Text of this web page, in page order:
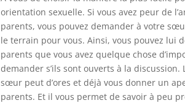
orientation sexuelle. Si vous avez peur de
parents, vous pouvez demander à votre
le terrain pour vous. Ainsi, vous pouvez lui
parents que vous avez quelque chose
demander s’ils sont ouverts à la
sœur peut d’ores et déjà vous donner un
parents. Et il vous permet de savoir à peu